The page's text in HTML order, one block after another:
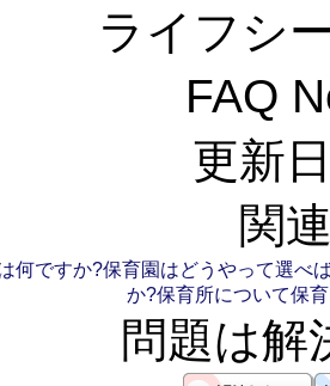
ライフシ
FAQ
更新
関
何ですか?保育園はどうやって選べ
か?保育所について保
問題は解